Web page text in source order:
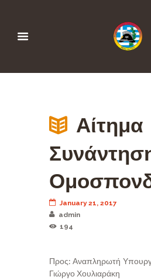
Αίτημα
January 21, 2017
admin
194
Προς: Αναπληρωτή
Γιώργο Χουλιαράκη